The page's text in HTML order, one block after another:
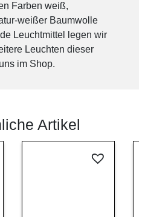
Farben weiß,
weißer Baumwolle
Leuchtmittel legen wir
Leuchten dieser
im Shop.
Artikel